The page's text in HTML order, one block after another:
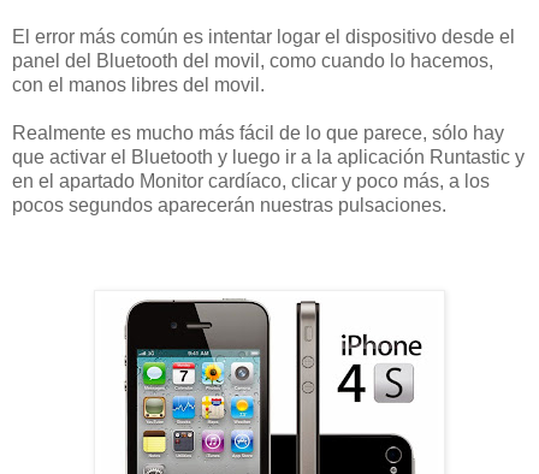
El error más común es intentar logar el dispositivo desde el
panel del Bluetooth del movil, como cuando lo hacemos,
con el manos libres del movil.
Realmente es mucho más fácil de lo que parece, sólo hay
que activar el Bluetooth y luego ir a la aplicación Runtastic y
en el apartado Monitor cardíaco, clicar y poco más, a los
pocos segundos aparecerán nuestras pulsaciones.